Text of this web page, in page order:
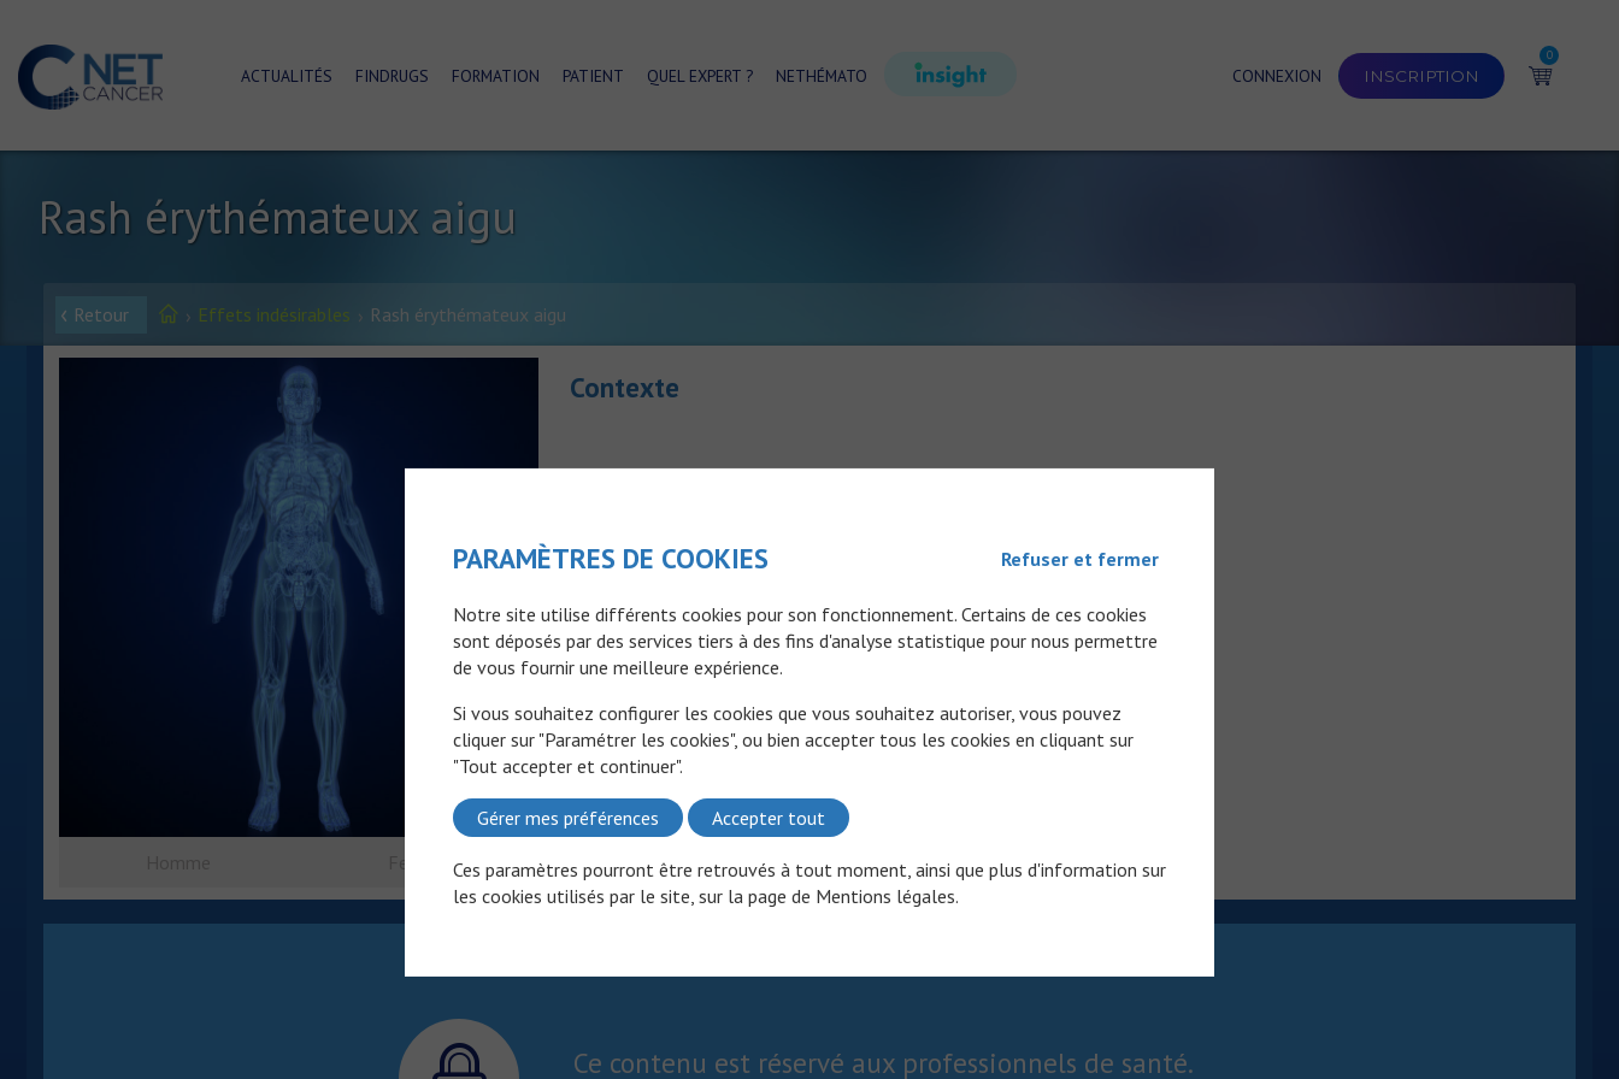
ACTUALITÉS FINDRUGS FORMATION PATIENT QUEL EXPERT ? NETHÉMATO CONNEXION INSCRIPTION
0
Rash érythémateux aigu
Retour Effets indésirables Rash érythémateux aigu
Contexte
Ce contenu est réservé aux professionnels de santé.
Refuser et fermer
PARAMÈTRES DE COOKIES
Notre site utilise différents cookies pour son fonctionnement. Certains de ces cookies
sont déposés par des services tiers à des fins d'analyse statistique pour nous permettre
de vous fournir une meilleure expérience.
Si vous souhaitez configurer les cookies que vous souhaitez autoriser, vous pouvez
cliquer sur "Paramétrer les cookies", ou bien accepter tous les cookies en cliquant sur
"Tout accepter et continuer".
Gérer mes préférences Accepter tout
Ces paramètres pourront être retrouvés à tout moment, ainsi que plus d'information sur
les cookies utilisés par le site, sur la page de Mentions légales.